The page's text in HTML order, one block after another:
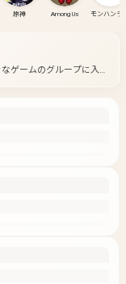
原神 Among Us
ゲームのグループに入